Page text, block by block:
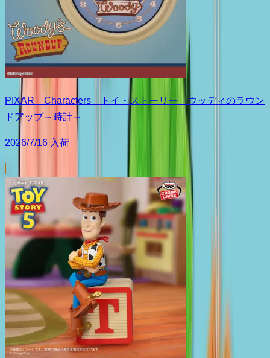
PIXAR Characters トイ・ストーリー ウッディのラウン
ドアップ～時計～
2026/7/16 入荷